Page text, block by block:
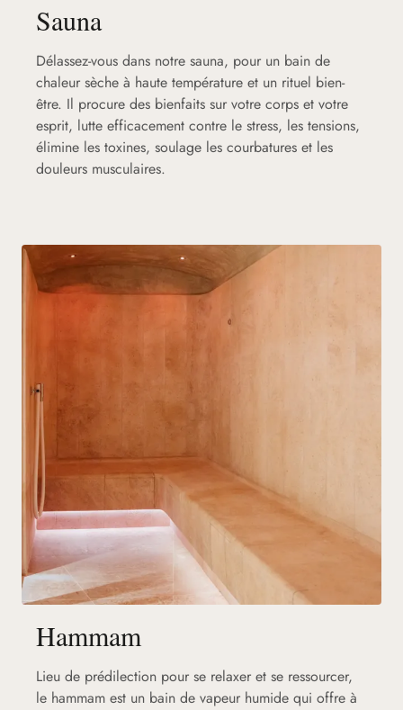
Sauna
Délassez-vous dans notre sauna, pour un bain de
chaleur sèche à haute température et un rituel bien-
être. Il procure des bienfaits sur votre corps et votre
esprit, lutte efficacement contre le stress, les tensions,
élimine les toxines, soulage les courbatures et les
douleurs musculaires.
Hammam
Lieu de prédilection pour se relaxer et se ressourcer,
le hammam est un bain de vapeur humide qui offre à